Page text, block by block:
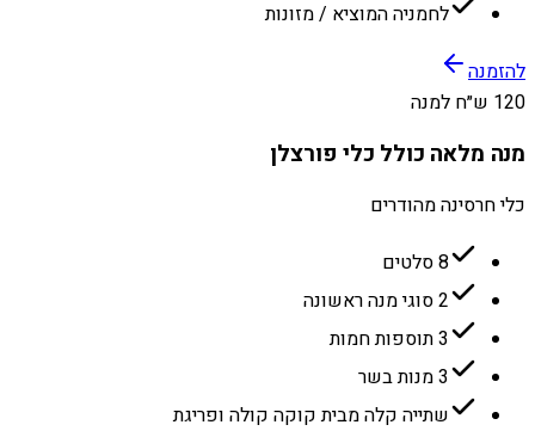
לחמניה המוציא / מזונות
להזמנה
120 ש״ח למנה
מנה מלאה כולל כלי פורצלן
כלי חרסינה מהודרים
8 סלטים
2 סוגי מנה ראשונה
3 תוספות חמות
3 מנות בשר
שתייה קלה מבית קוקה קולה ופריגת